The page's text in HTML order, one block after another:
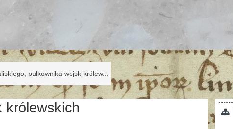
pułkownika wojsk królew...
królewskich